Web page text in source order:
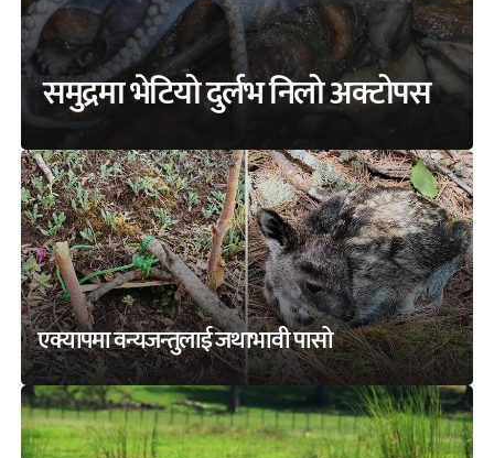
समुद्रमा भेटियो दुर्लभ निलो अक्टोपस
एक्यापमा वन्यजन्तुलाई जथाभावी पासो